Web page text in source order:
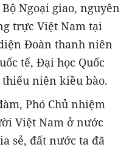
Ngoại giao, nguyên
trực Việt Nam tại
Đoàn thanh niên
tế, Đại học Quốc
thiếu niên kiều bào.
Phó Chủ nhiệm
Việt Nam ở nước
sẻ, đất nước ta đã